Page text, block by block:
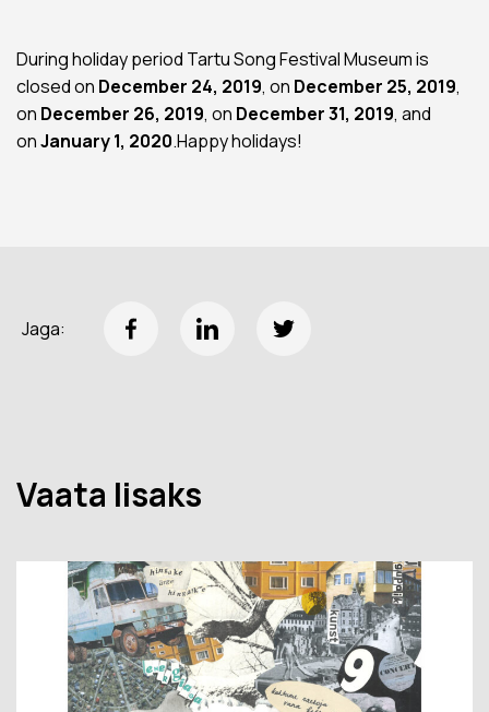
During holiday period Tartu Song Festival Museum is
closed on December 24, 2019, on December 25, 2019,
on December 26, 2019, on December 31, 2019, and
onJanuary 1, 2020.Happy holidays!
Jaga:
Vaata lisaks